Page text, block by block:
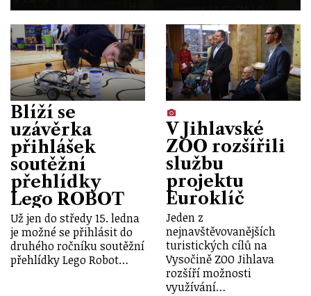
Blíží se
uzávěrka
přihlášek
soutěžní
přehlídky
Lego ROBOT
Už jen do středy 15. ledna
je možné se přihlásit do
druhého ročníku soutěžní
přehlídky Lego Robot…
V Jihlavské
ZOO rozšířili
službu
projektu
Euroklíč
Jeden z
nejnavštěvovanějších
turistických cílů na
Vysočině ZOO Jihlava
rozšíří možnosti
využívání…